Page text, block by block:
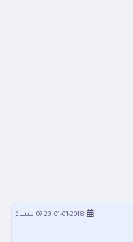
01-01-2018 07:23 مساءً